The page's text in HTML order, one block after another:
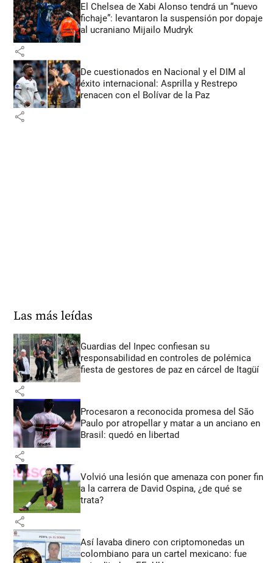
El Chelsea de Xabi Alonso tendrá un “nuevo
fichaje”: levantaron la suspensión por dopaje
al ucraniano Mijailo Mudryk
share
De cuestionados en Nacional y el DIM al
éxito internacional: Asprilla y Restrepo
renacen con el Bolívar de la Paz
share
Las más leídas
Guardias del Inpec confiesan su
responsabilidad en controles de polémica
fiesta de gestores de paz en cárcel de Itagüí
share
Procesaron a reconocida promesa del São
Paulo por atropellar y matar a un anciano en
Brasil: quedó en libertad
share
Volvió una lesión que amenaza con poner fin
a la carrera de David Ospina, ¿de qué se
trata?
share
Así lavaba dinero con criptomonedas un
colombiano para un cartel mexicano: fue